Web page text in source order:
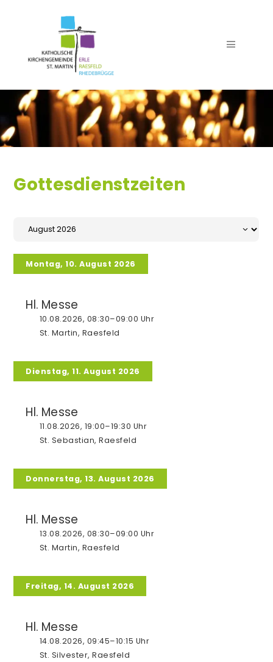
Team Pfarrbüro
Trauer- und Begräbnisdienst
Gottesdienste
Aus der Gemeinde
Stellenangebote
Beichte
Ehe
Hauskommunion
Krankensalbung
Gottesdienstzeiten
Montag, 10. August 2026
Hl. Messe
10.08.2026, 08:30–09:00 Uhr
St. Martin, Raesfeld
Dienstag, 11. August 2026
Hl. Messe
11.08.2026, 19:00–19:30 Uhr
St. Sebastian, Raesfeld
Donnerstag, 13. August 2026
Hl. Messe
13.08.2026, 08:30–09:00 Uhr
St. Martin, Raesfeld
Freitag, 14. August 2026
Hl. Messe
14.08.2026, 09:45–10:15 Uhr
St. Silvester, Raesfeld